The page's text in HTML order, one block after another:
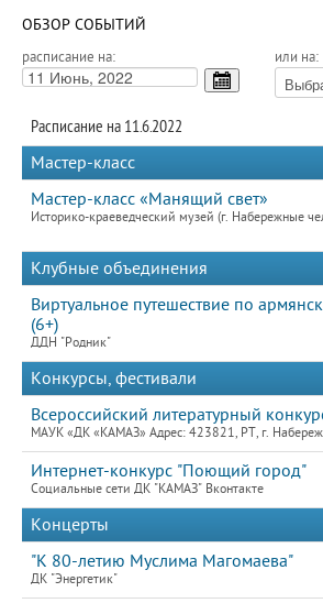
ОБЗОР СОБЫТИЙ
расписание на: или на:
Расписание на 11.6.2022
Мастер-класс
Мастер-класс «Манящий свет»
Историко-краеведческий музей (г. Набережные
Клубные объединения
Виртуальное путешествие по
(6+)
ДДН "Родник"
Конкурсы, фестивали
Всероссийский литературный
МАУК «ДК «КАМАЗ» Адрес: 423821, РТ, г.
Интернет-конкурс "Поющий город"
Социальные сети ДК "КАМАЗ" Вконтакте
Концерты
"К 80-летию Муслима Магомаева"
ДК "Энергетик"